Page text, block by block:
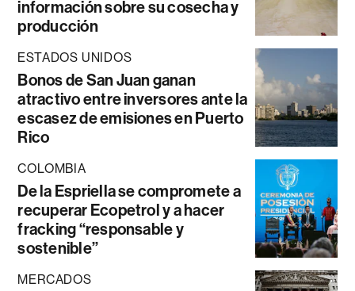
información sobre su cosecha y
producción
ESTADOS UNIDOS
Bonos de San Juan ganan
atractivo entre inversores ante la
escasez de emisiones en Puerto
Rico
COLOMBIA
De la Espriella se compromete a
recuperar Ecopetrol y a hacer
fracking “responsable y
sostenible”
MERCADOS